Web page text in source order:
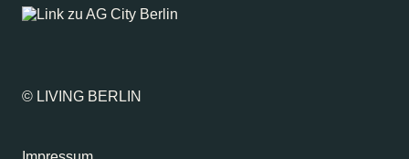
© LIVING BERLIN